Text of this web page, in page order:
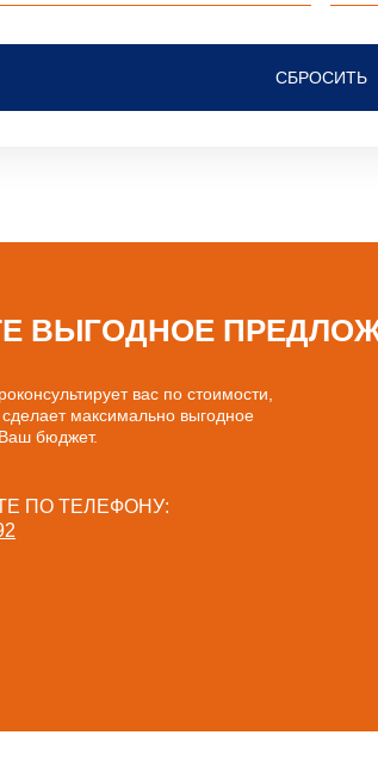
СБРОСИТЬ
ВЫГОДНОЕ
вас по стоимости,
максимально выгодное
бюджет.
ПО ТЕЛЕФОНУ: